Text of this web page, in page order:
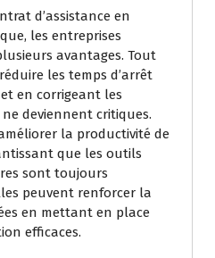
d’assistance en
les entreprises
avantages. Tout
les temps d’arrêt
en corrigeant les
deviennent critiques.
la productivité de
que les outils
sont toujours
peuvent renforcer la
en mettant en place
efficaces.